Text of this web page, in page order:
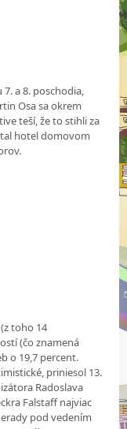
a 8. poschodia,
Osa sa okrem
teší, že to stihli za
hotel domovom
toho 14
(čo znamená
o 19,7 percent.
priniesol 13.
Radoslava
Falstaff najviac
pod vedením